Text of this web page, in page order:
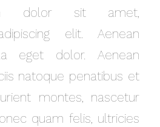
dolor sit amet,
elit. Aenean
eget dolor. Aenean
natoque penatibus et
montes, nascetur
quam felis, ultricies